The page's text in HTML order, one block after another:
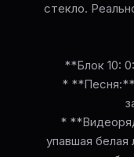
стекло.
**Блок 10:
* **Песня:**
*
упавшая белая